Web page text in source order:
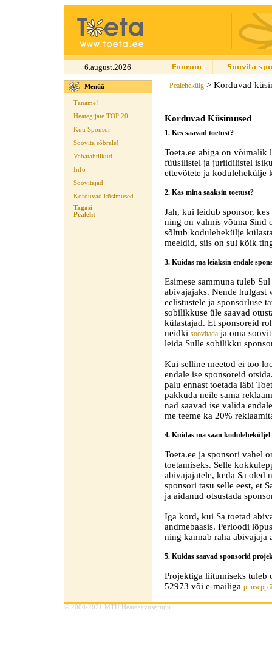
6.august.2026
Menüü
Täname!
Heategijate TOP 20
Kuu Sponsor
Soovita sõbrale!
Vabatahtlikud
Info
Soovitajad
Korduvad küsimused
Tagasi
Pealeht
Pealehekülg > Korduvad
Korduvad Küsimused
1. Kes saavad toetust?
Toeta.ee abiga on võimalik
füüsilistel ja juriidilistel
ettevõtete ja kodulehekülje
2. Kas mina saaksin toetust?
Jah, kui leidub sponsor,
ning on valmis võtma Sind
sõltub kodulehekülje
meeldid, siis on sul kõik
3. Kuidas ma leiaksin endale
Esimese sammuna tuleb
abivajajaks. Nende hulgast
eelistustele ja sponsorluse
sobilikkuse üle saavad
külastajad. Et sponsoreid
neidki soovitada ja oma
leida Sulle sobilikku
Kui selline meetod ei too
endale ise sponsoreid
palu ennast toetada läbi
pakkuda neile sama
nad saavad ise valida
me teeme ka 20%
4. Kuidas ma saan koduleheküljel
Toeta.ee ja sponsori vahel
toetamiseks. Selle
abivajajatele, keda Sa oled
sponsori tasu selle eest, et
ja aidanud otsustada
Iga kord, kui Sa toetad
andmebaasis. Perioodi
ning kannab raha abivajaja
5. Kuidas saavad sponsorid
Projektiga liitumiseks tuleb
52973 või e-mailiga puusepp
© 2000-2021 MTÜ Heategevusgrupp